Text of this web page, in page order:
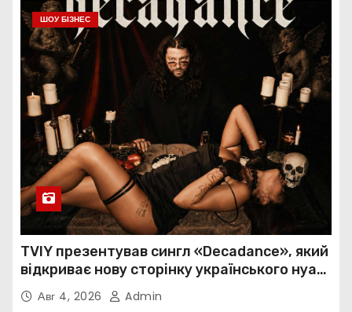
ШОУ БІЗНЕС
TVIY презентував сингл «Decadance», який
відкриває нову сторінку українського нуар-
попуАвг 4, 2026 Admin